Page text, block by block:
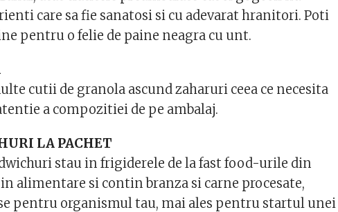
care sa fie sanatosi si cu adevarat hranitori. Poti
pentru o felie de paine neagra cu unt.
cutii de granola ascund zaharuri ceea ce necesita
a compozitiei de pe ambalaj.
LA PACHET
stau in frigiderele de la fast food-urile din
alimentare si contin branza si carne procesate,
pentru organismul tau, mai ales pentru startul unei